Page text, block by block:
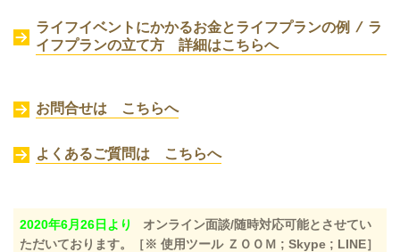
ライフイベントにかかるお金とライフプランの例 / ラ
イフプランの立て方 詳細はこちらへ
お問合せは こちらへ
よくあるご質問は こちらへ
2020年6月26日より
オンライン面談/随時対応可能とさせてい
ただいております。［※ 使用ツール ＺＯＯＭ ; Skype ; LINE］